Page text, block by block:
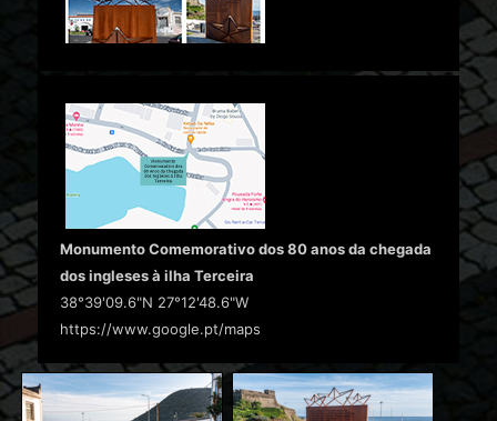
Monumento Comemorativo dos 80 anos da chegada
dos ingleses à ilha Terceira
38°39'09.6"N 27°12'48.6"W
https://www.google.pt/maps